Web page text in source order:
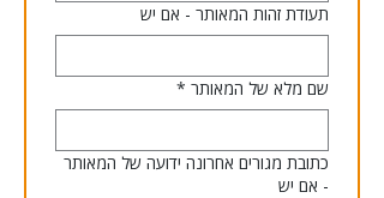
תעודת זהות המאותר - אם יש
שם מלא של המאותר *
כתובת מגורים אחרונה ידועה של המאותר
- אם יש